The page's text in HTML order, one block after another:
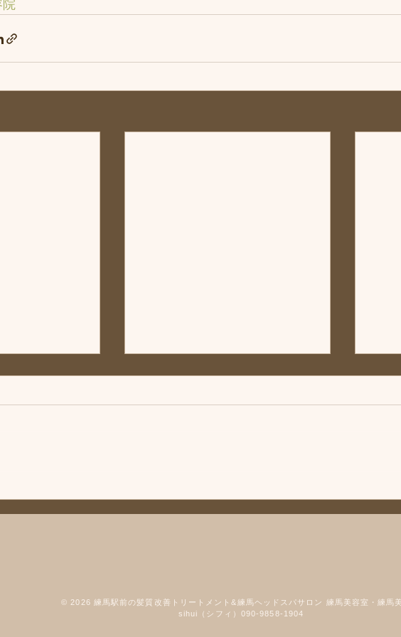
院
ジングヘア
「次回は」練馬髪質改善トリ
質改善トリートメント&練馬ヘッ
◆「
© 2026 練馬駅前の髪質改善トリートメント&練馬ヘッドスパサロン 練馬美容室・練馬
sihui（シフィ）090-9858-1904